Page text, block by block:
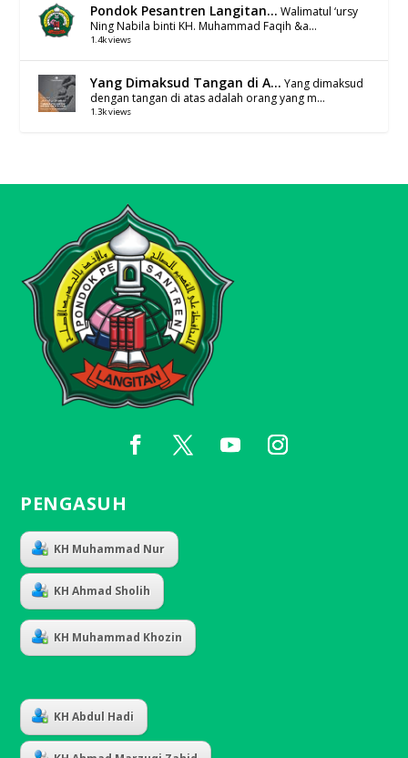
Pondok Pesantren Langitan... Walimatul ‘ursy
Ning Nabila binti KH. Muhammad Faqih &a...
1.4k views
Yang Dimaksud Tangan di A... Yang dimaksud
dengan tangan di atas adalah orang yang m...
1.3k views
PENGASUH
KH Muhammad Nur
KH Ahmad Sholih
KH Muhammad Khozin
KH Abdul Hadi